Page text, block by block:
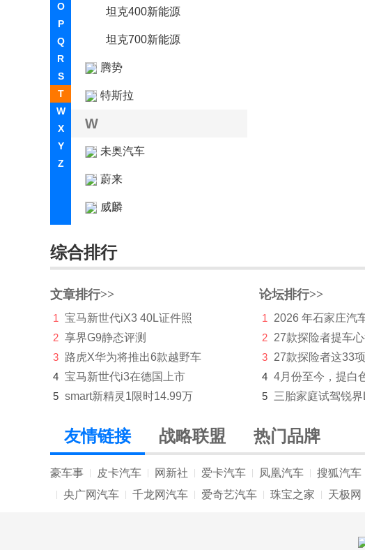
O
P
Q
R
S
T
W
X
Y
Z
坦克400新能源
坦克700新能源
腾势
特斯拉
W
未奥汽车
蔚来
威麟
沃尔沃
五菱
五十铃
现代
小米汽车
小鹏汽车
星际
星途
综合排行
文章排行>>
1
宝马新世代iX3 40L证件照
2 享界G9静态评测
3 路虎X华为将推出6款越野车
4 宝马新世代i3在德国上市
5 smart新精灵1限时14.99万
论坛排行>>
1
2026 年石家庄汽
2 27款探险者提车
3 27款探险者这33
4 4月份至今，提白
5 三胎家庭试驾锐
友情链接 战略联盟 热门品牌
豪车事 皮卡汽车 网新社 爱卡汽车 凤凰汽车 搜狐汽车
央广网汽车 千龙网汽车 爱奇艺汽车 珠宝之家 天极网